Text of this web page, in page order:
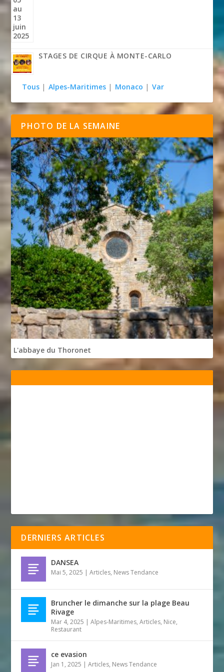
STAGES DE CIRQUE À MONTE-CARLO
Tous | Alpes-Maritimes | Monaco | Var
PHOTO DE LA SEMAINE
L'abbaye du Thoronet
DERNIERS ARTICLES
DANSEA
Mai 5, 2025 |Articles, News Tendance
Bruncher le dimanche sur la plage Beau
Rivage
Mar 4, 2025 |Alpes-Maritimes,Articles, Nice,
Restaurant
ce evasion
Jan 1, 2025 |Articles, News Tendance